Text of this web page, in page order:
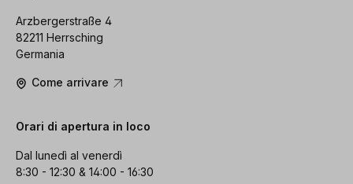
Arzbergerstraße 4
82211 Herrsching
Germania
Come arrivare
Orari di apertura in loco
Dal lunedì al venerdì
8:30 - 12:30 & 14:00 - 16:30